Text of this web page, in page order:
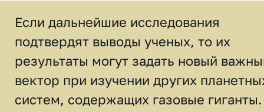
Если дальнейшие исследования
подтвердят выводы ученых, то их
результаты могут задать новый
вектор при изучении других
систем, содержащих газовые гиганты.